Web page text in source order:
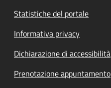
Statistiche del portale
Informativa privacy
Dichiarazione di accessibilità
Prenotazione appuntamento